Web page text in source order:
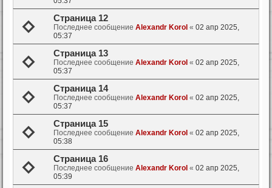
Страница 12
Последнее сообщение Alexandr Korol « 02 апр 2025,
05:37
Страница 13
Последнее сообщение Alexandr Korol « 02 апр 2025,
05:37
Страница 14
Последнее сообщение Alexandr Korol « 02 апр 2025,
05:37
Страница 15
Последнее сообщение Alexandr Korol « 02 апр 2025,
05:38
Страница 16
Последнее сообщение Alexandr Korol « 02 апр 2025,
05:39